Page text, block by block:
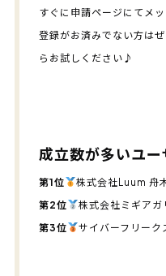
すぐに申請ページにてメ
登録がお済みでない方は
らお試しください♪
成立数が多いユ
第1位 株式会社Luum 舟
第2位
株式会社ミギア
第3位
サイバーフリー